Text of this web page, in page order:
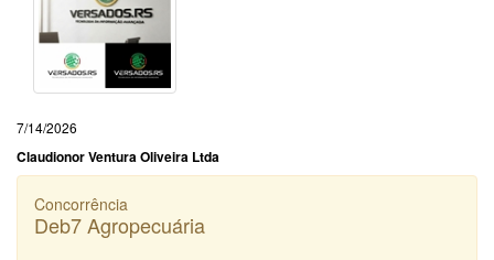
7/14/2026
Claudionor Ventura Oliveira Ltda
Concorrência
Deb7 Agropecuária